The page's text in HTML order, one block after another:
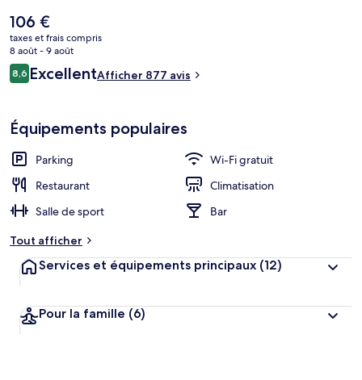
Le Carrousel. Parmi les avantages offerts par cet hébergement : un
bar / salon, un snack-bar/une épicerie fine et une terrasse. Le
personnel attentionné et l'emplacement remportent un franc
succès auprès des autres voyageurs.
Le
prix
actuel
est
de
106 €
taxes et frais compris
8 août - 9 août
Avis
voyageurs
8,68,6 sur 10
ExcellentAfficher 877 avis
Équipements populaires
Parking
Wi-Fi gratuit
Restaurant
Climatisation
Salle de sport
Bar
Tout afficher
Services et équipements principaux (12)
Pour la famille (6)